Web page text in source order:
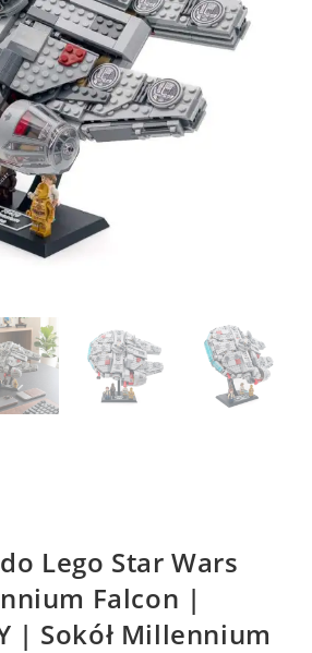
Lego Star Wars
Falcon |
| Sokół Millennium